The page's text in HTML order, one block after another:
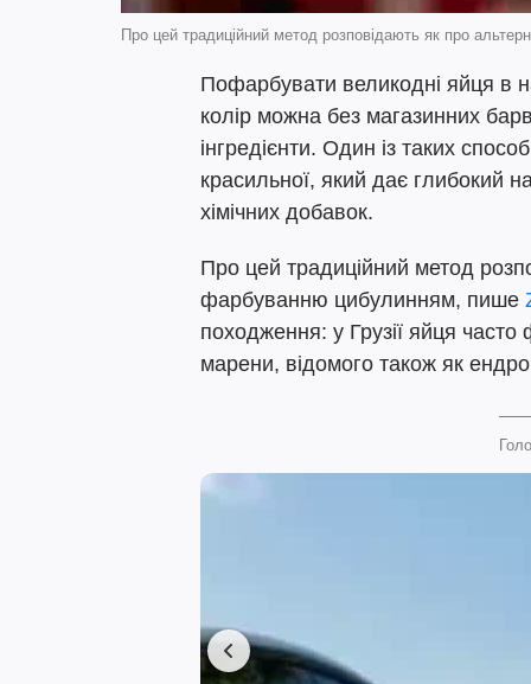
Про цей традиційний метод розповідають як про
Пофарбувати великодні яйця в
колір можна без магазинних
інгредієнти. Один із таких
красильної, який дає глибокий
хімічних добавок.
Про цей традиційний метод
фарбуванню цибулинням, пише
походження: у Грузії яйця
марени, відомого також як